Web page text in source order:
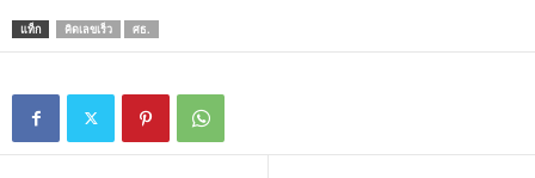
แท็ก คิดเลขเร็ว ศธ.